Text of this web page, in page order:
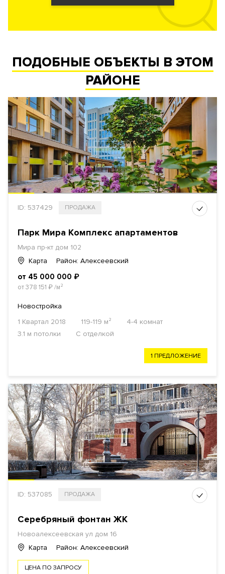
ПОДОБНЫЕ ОБЪЕКТЫ В ЭТОМ
РАЙОНЕ
ID: 537429 ПРОДАЖА
Парк Мира Комплекс апартаментов
Мира пр-кт дом 102
Карта
Район: Алексеевский
от 45 000 000 ₽
от 378 151 ₽/м²
Новостройка
1 Квартал 2018
119-119 м²
4-4 комнат
3.1 м потолки
С отделкой
1 ПРЕДЛОЖЕНИЕ
ID: 537085 ПРОДАЖА
Серебряный фонтан ЖК
Новоалексеевская ул дом 16
Карта
Район: Алексеевский
ЦЕНА ПО ЗАПРОСУ